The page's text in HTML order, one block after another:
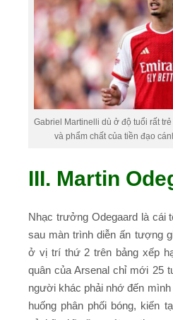
Gabriel Martinelli dù ở độ tuổi rất
và phẩm chất của tiền đạo
III. Martin
Nhạc trưởng Odegaard là cái
sau màn trình diễn ấn tượng
ở vị trí thứ 2 trên bảng xếp
quân của Arsenal chỉ mới 25
người khác phải nhớ đến
huống phân phối bóng, kiến